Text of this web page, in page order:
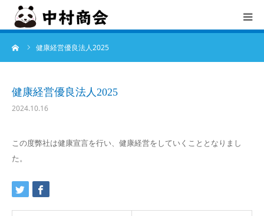
健康経営優良法人2025
健康経営優良法人2025
2024.10.16
この度弊社は健康宣言を行い、健康経営をしていくこととなりまし
た。
TOP
お知らせ